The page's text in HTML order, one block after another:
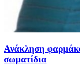
Ανάκληση
σωματίδια